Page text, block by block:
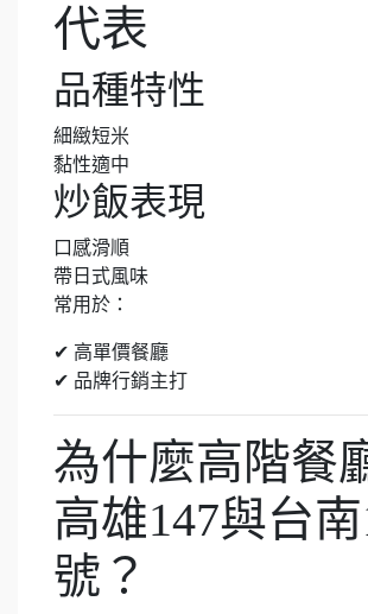
代表
品種特性
細緻短米
黏性適中
炒飯表現
口感滑順
帶日式風味
常用於：
✔ 高單價餐廳
✔ 品牌行銷主打
為什麼高階餐
高雄147與台
號？